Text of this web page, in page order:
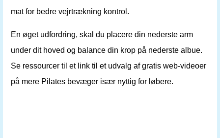
mat for bedre vejrtrækning kontrol.
En øget udfordring, skal du placere din nederste arm
under dit hoved og balance din krop på nederste albue.
Se ressourcer til et link til et udvalg af gratis web-videoer
på mere Pilates bevæger især nyttig for løbere.